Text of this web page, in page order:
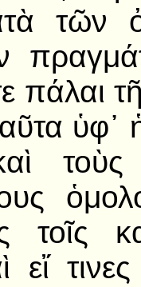
τῶν
πάλαι
τοῖς
εἴ